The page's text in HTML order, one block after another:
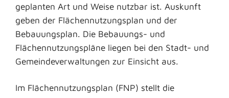
geplanten Art und Weise nutzbar ist. Auskunft
geben der Flächennutzungsplan und der
Bebauungsplan. Die Bebauungs- und
Flächennutzungspläne liegen bei den Stadt- und
Gemeindeverwaltungen zur Einsicht aus.
Im Flächennutzungsplan (FNP) stellt die